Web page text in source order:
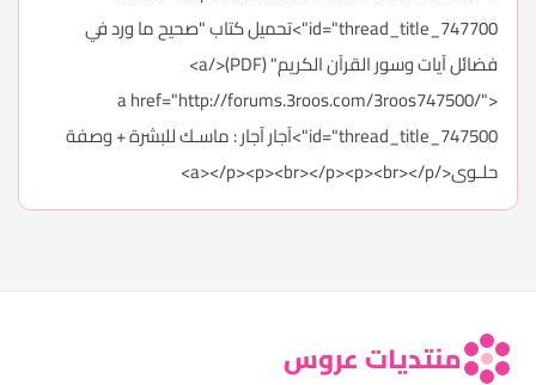
id="thread_title_747700">تحميل كتاب "صحيح ما ورد في
فضائل آيات وسور القرآن الكريم" (PDF)</a>
<a href="http://forums.3roos.com/3roos747500/"
id="thread_title_747500">آجار آجار : ماسـك للبشرة + وصفة
حلـوى</a></p><p><br></p><p><br></p>
منتديات عروس